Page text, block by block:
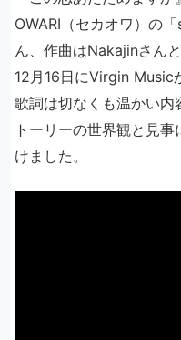
OWARI（セカオワ）の
ん、作曲はNakajinさん
12月16日にVirgin Music
歌詞は切なくも温かい
トーリーの世界観と見
けました。